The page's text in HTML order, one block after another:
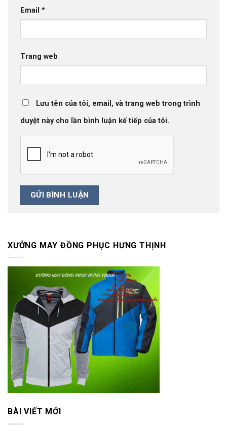
Email *
Trang web
Lưu tên của tôi, email, và trang web trong trình
duyệt này cho lần bình luận kế tiếp của tôi.
XƯỞNG MAY ĐỒNG PHỤC HƯNG THỊNH
BÀI VIẾT MỚI